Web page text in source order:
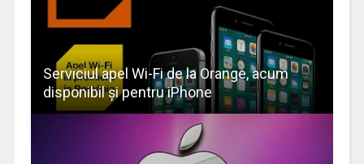
Serviciul apel Wi-Fi de la Orange, acum
disponibil și pentru iPhone